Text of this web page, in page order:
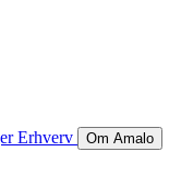
Erhverv Om Amalo